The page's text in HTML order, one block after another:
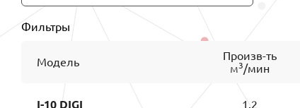
Фильтры
Модель
Произв-ть
м3/мин
I-10 DIGI 1.2